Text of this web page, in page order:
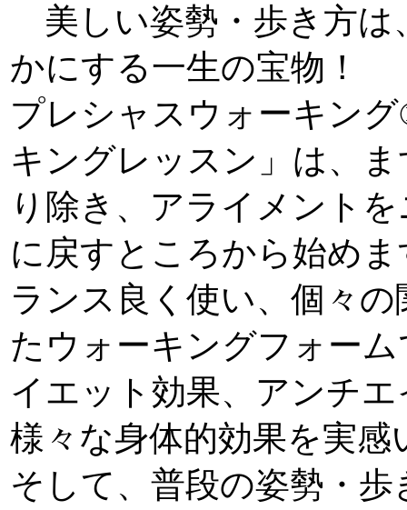
美しい姿勢・歩き方は
かにする一生の宝物！
プレシャスウォーキン
キングレッスン」は、
り除き、アライメント
に戻すところから始め
ランス良く使い、個々
たウォーキングフォー
イエット効果、アンチ
様々な身体的効果を実
そして、普段の姿勢・